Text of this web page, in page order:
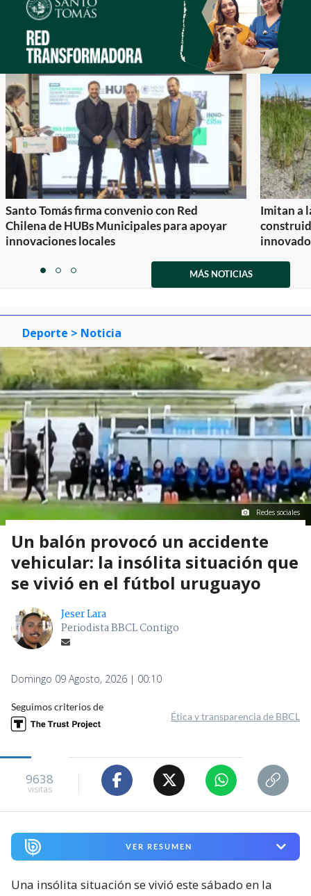
Santo Tomás firma convenio con Red
Chilena de HUBs Municipales para apoyar
innovaciones locales
Imitan a
itemitemitem
MÁS NOTICIAS
Deporte > Noticia
Redes sociales
Un balón provocó un accidente
vehicular: la insólita situación que
se vivió en el fútbol uruguayo
Jeser Lara
Periodista BBCL Contigo
Domingo 09 Agosto, 2026 | 00:10
Seguimos criterios de
Ética y transparencia de BBCL
9638
visitas
VER RESUMEN
Una insólita situación se vivió este sábado en la